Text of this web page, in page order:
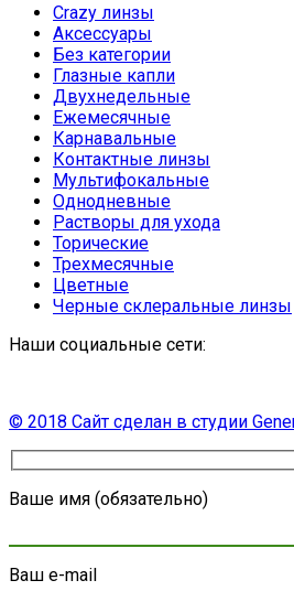
Crazy линзы
Аксессуары
Без категории
Глазные капли
Двухнедельные
Ежемесячные
Карнавальные
Контактные линзы
Мультифокальные
Однодневные
Растворы для ухода
Торические
Трехмесячные
Цветные
Черные склеральные линзы
Наши социальные сети:
© 2018 Сайт сделан в студии
Ваше имя (обязательно)
Ваш e-mail